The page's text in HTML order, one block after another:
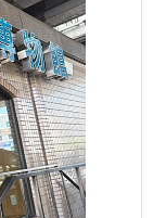
５００１号車も
かった（因みに
うえ、千代田線
５００１号車は